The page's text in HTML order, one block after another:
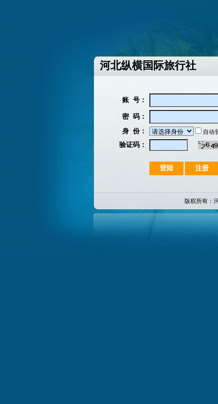
河北纵横国际旅行社
账 号：
密 码：
身 份：
自动
验证码：
版权所有：